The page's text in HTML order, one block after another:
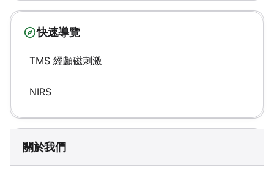
快速導覽
TMS 經顱磁刺激
NIRS
關於我們